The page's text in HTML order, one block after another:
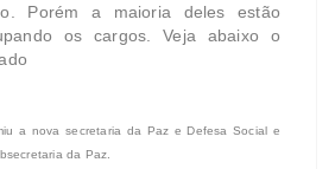
Porém a maioria deles estão
os cargos. Veja abaixo o
a nova secretaria da Paz e Defesa Social e
da Paz.